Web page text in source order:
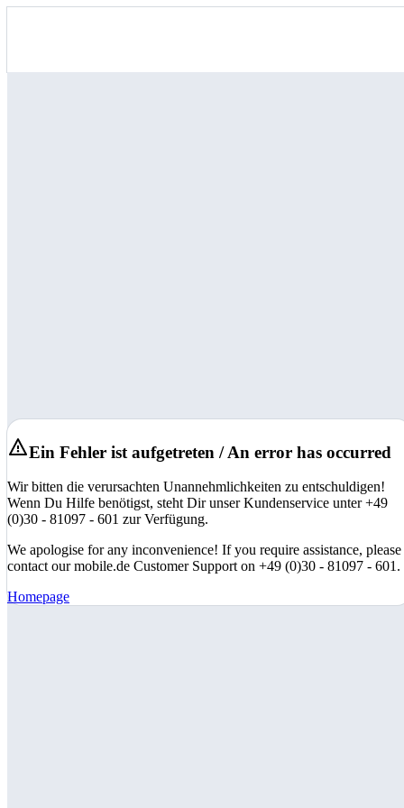
Ein Fehler ist aufgetreten / An error has occurred
Wir bitten die verursachten Unannehmlichkeiten zu entschuldigen!
Wenn Du Hilfe benötigst, steht Dir unser Kundenservice unter +49
(0)30 - 81097 - 601 zur Verfügung.
We apologise for any inconvenience! If you require assistance, please
contact our mobile.de Customer Support on +49 (0)30 - 81097 - 601.
Homepage